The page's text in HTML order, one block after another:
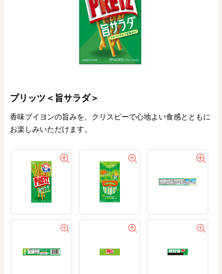
プリッツ＜旨サラダ＞
香味ブイヨンの旨みを、クリスピーで心地よい食感とともに
お楽しみいただけます。